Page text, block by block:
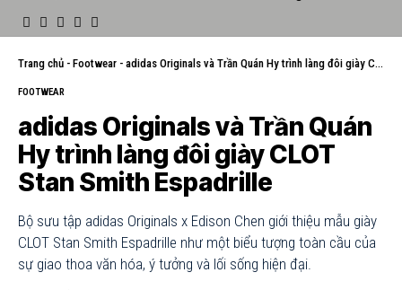
Trang chủ - Footwear - adidas Originals và Trần Quán Hy trình làng đôi giày CLOT Stan Smith Espadrille
FOOTWEAR
adidas Originals và Trần Quán
Hy trình làng đôi giày CLOT
Stan Smith Espadrille
Bộ sưu tập adidas Originals x Edison Chen giới thiệu mẫu giày
CLOT Stan Smith Espadrille như một biểu tượng toàn cầu của
sự giao thoa văn hóa, ý tưởng và lối sống hiện đại.